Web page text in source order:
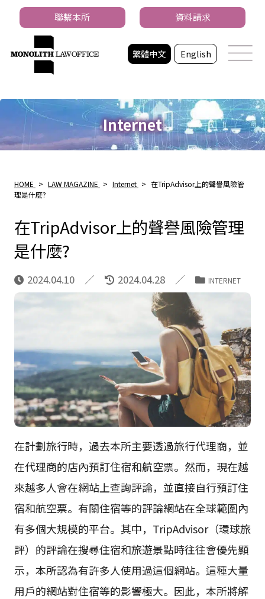
繁體中文 English
聯繫本所 資料請求
Internet
HOME > LAW MAGAZINE > Internet > 在TripAdvisor上的聲譽風險管
理是什麼?
在TripAdvisor上的聲譽風險管理
是什麼?
2024.04.10 2024.04.28 INTERNET
在計劃旅行時，過去本所主要透過旅行代理商，並
在代理商的店內預訂住宿和航空票。然而，現在越
來越多人會在網站上查詢評論，並直接自行預訂住
宿和航空票。有關住宿等的評論網站在全球範圍內
有多個大規模的平台。其中，TripAdvisor（環球旅
評）的評論在搜尋住宿和旅遊景點時往往會優先顯
示，本所認為有許多人使用過這個網站。這種大量
用戶的網站對住宿等的影響極大。因此，本所將解